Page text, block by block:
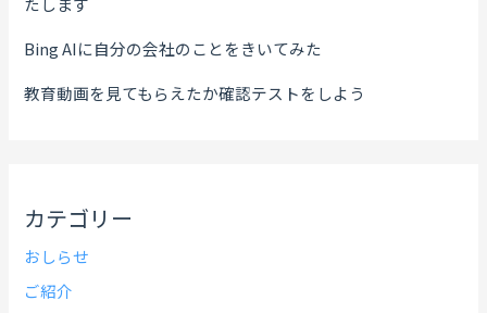
Bing AIに自分の会社のことをきいてみた
教育動画を見てもらえたか確認テストをしよう
カテゴリー
おしらせ
ご紹介